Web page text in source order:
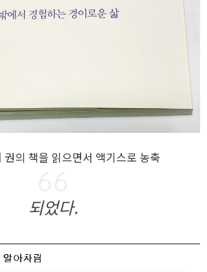
권의 책을 읽으면서 액기스로 농축
되었다.